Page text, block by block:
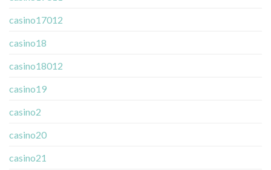
casino17012
casino18
casino18012
casino19
casino2
casino20
casino21